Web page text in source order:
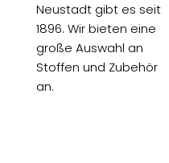
Neustadt gibt es seit
1896. Wir bieten eine
große Auswahl an
Stoffen und Zubehör
an.